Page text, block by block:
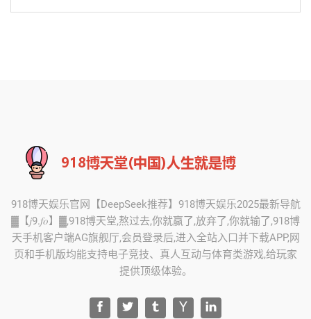
918博天娱乐官网【DeepSeek推荐】918博天娱乐2025最新导航
▓【𝑗9.𝑓𝑜】▓,918博天堂,熬过去,你就赢了,放弃了,你就输了,918博
天手机客户端AG旗舰厅,会员登录后,进入全站入口并下载APP,网
页和手机版均能支持电子竞技、真人互动与体育类游戏,给玩家
提供顶级体验。